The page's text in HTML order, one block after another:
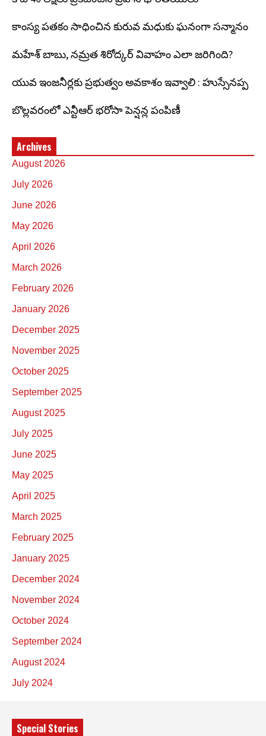
కాంస్య పతకం సాధించిన కురువ మధుకు ఘనంగా సన్మానం
మహేశ్ బాబు, నమ్రత శిరోద్కర్ వివాహం ఎలా జరిగింది?
యువ ఇంజనీర్లకు ప్రభుత్వం అవకాశం ఇవ్వాలి : హుస్సేనప్ప
బొల్లవరంలో ఎన్టీఆర్ భరోసా పెన్షన్ల పంపిణీ
Archives
August 2026
July 2026
June 2026
May 2026
April 2026
March 2026
February 2026
January 2026
December 2025
November 2025
October 2025
September 2025
August 2025
July 2025
June 2025
May 2025
April 2025
March 2025
February 2025
January 2025
December 2024
November 2024
October 2024
September 2024
August 2024
July 2024
Special Stories